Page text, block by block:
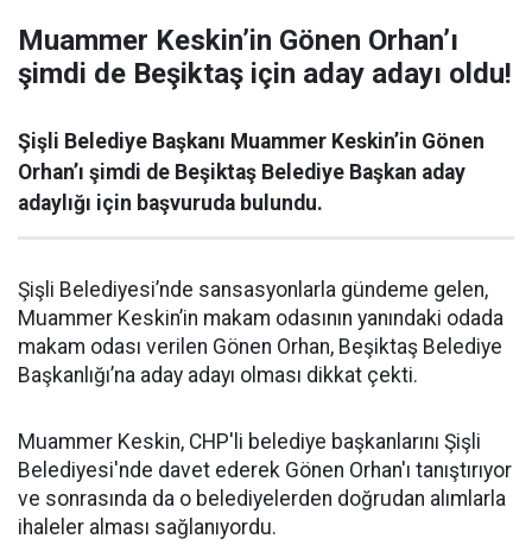
Muammer Keskin’in Gönen Orhan’ı
şimdi de Beşiktaş için aday adayı oldu!
Şişli Belediye Başkanı Muammer Keskin’in Gönen
Orhan’ı şimdi de Beşiktaş Belediye Başkan aday
adaylığı için başvuruda bulundu.
Şişli Belediyesi’nde sansasyonlarla gündeme gelen,
Muammer Keskin’in makam odasının yanındaki odada
makam odası verilen Gönen Orhan, Beşiktaş Belediye
Başkanlığı’na aday adayı olması dikkat çekti.
Muammer Keskin, CHP'li belediye başkanlarını Şişli
Belediyesi'nde davet ederek Gönen Orhan'ı tanıştırıyor
ve sonrasında da o belediyelerden doğrudan alımlarla
ihaleler alması sağlanıyordu.